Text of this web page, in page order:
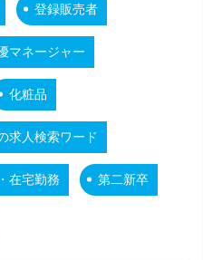
登録販売者
マネージャー
化粧品
求人検索ワード
在宅勤務 第二新卒